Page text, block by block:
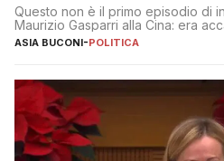
Questo non è il primo episodio di
Maurizio Gasparri alla Cina: era
ASIA BUCONI-POLITICA